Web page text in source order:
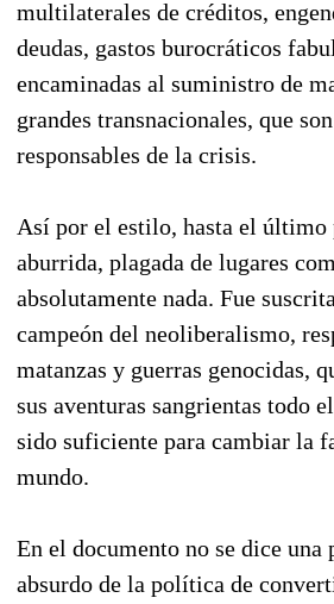
multilaterales de créditos,
deudas, gastos burocráticos
encaminadas al suministro de
grandes transnacionales, que
responsables de la crisis.
Así por el estilo, hasta el último
aburrida, plagada de lugares
absolutamente nada. Fue
campeón del neoliberalismo,
matanzas y guerras genocidas,
sus aventuras sangrientas todo
sido suficiente para cambiar la
mundo.
En el documento no se dice una
absurdo de la política de